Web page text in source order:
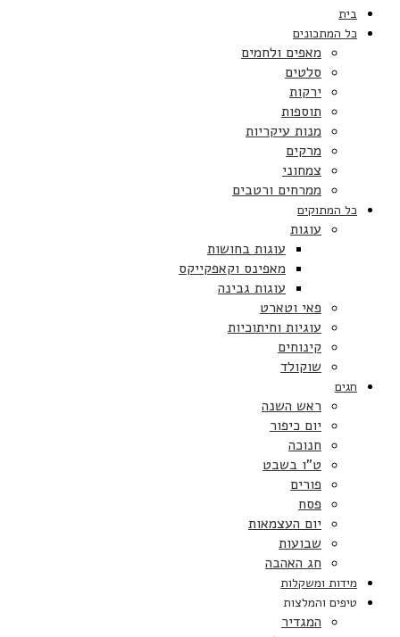
בית
כל המתכונים
מאפים ולחמים
סלטים
ירקות
תוספות
מנות עיקריות
מרקים
צמחוני
ממרחים ורטבים
כל המתוקים
עוגות
עוגות בחושות
מאפינס וקאפקייקס
עוגות גבינה
פאי וטארט
עוגיות וחיתוכיות
קינוחים
שוקולד
חגים
ראש השנה
יום כיפור
חנוכה
ט”ו בשבט
פורים
פסח
יום העצמאות
שבועות
חג האהבה
מידות ומשקלות
טיפים והמלצות
המגדיר